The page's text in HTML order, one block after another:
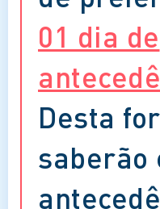
01 dia de
Desta
saberão